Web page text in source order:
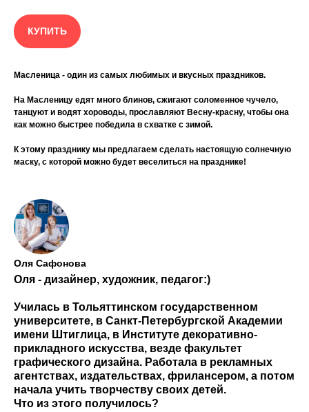
КУПИТЬ
Масленица - один из самых любимых и вкусных праздников.
На Масленицу едят много блинов, сжигают соломенное чучело,
танцуют и водят хороводы, прославляют Весну-красну, чтобы она
как можно быстрее победила в схватке с зимой.
К этому празднику мы предлагаем сделать настоящую солнечную
маску, с которой можно будет веселиться на празднике!
Оля Сафонова
Оля - дизайнер, художник, педагог:)
Училась в Тольяттинском государственном
университете, в Санкт-Петербургской Академии
имени Штиглица, в Институте декоративно-
прикладного искусства, везде факультет
графического дизайна. Работала в рекламных
агентствах, издательствах, фрилансером, а потом
начала учить творчеству своих детей.
Что из этого получилось?